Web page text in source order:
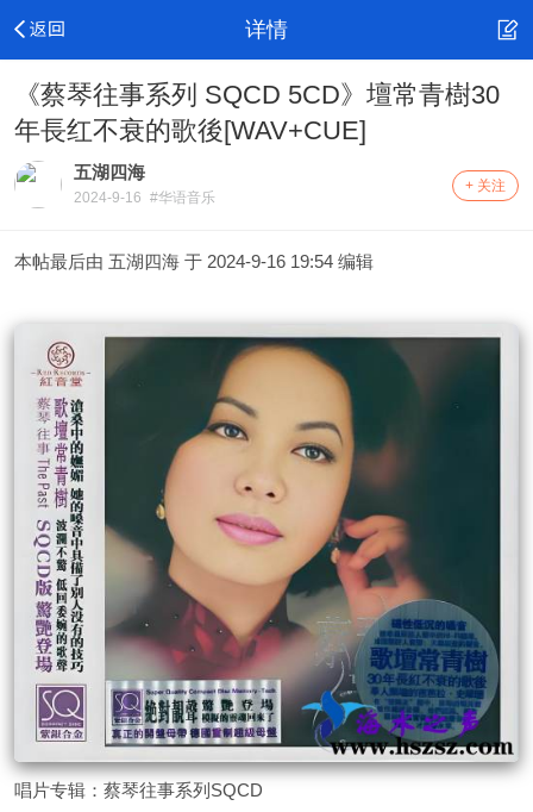
详情
《蔡琴往事系列 SQCD 5CD》壇常青樹30
年長红不衰的歌後[WAV+CUE]
五湖四海
2024-9-16 #华语音乐
+ 关注
本帖最后由 五湖四海 于 2024-9-16 19:54 编辑
唱片专辑：蔡琴往事系列SQCD